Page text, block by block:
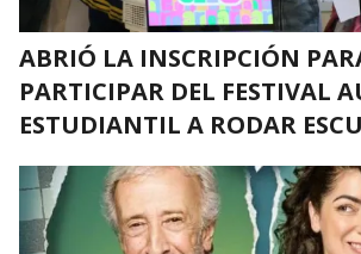
ABRIÓ LA INSCRIPCIÓN
PARTICIPAR DEL FESTIVAL
ESTUDIANTIL A RODAR